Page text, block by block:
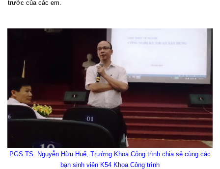
trước của các em.
PGS.TS. Nguyễn Hữu Huế, Trưởng Khoa Công trình chia sẻ cùng các
bạn sinh viên K54 Khoa Công trình